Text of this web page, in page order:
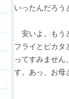
いったんだろう
安いよ。もう
フライとピカ
ってすみません
す。あっ、お母